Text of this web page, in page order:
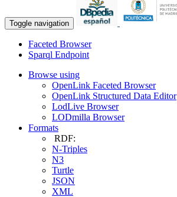
Toggle navigation
Faceted Browser
Sparql Endpoint
Browse using
OpenLink Faceted Browser
OpenLink Structured Data Editor
LodLive Browser
LODmilla Browser
Formats
RDF:
N-Triples
N3
Turtle
JSON
XML